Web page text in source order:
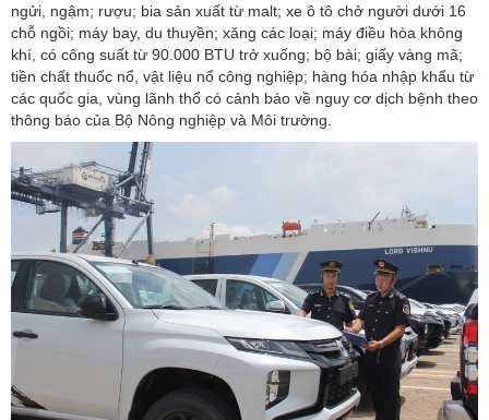
ngửi, ngậm; rượu; bia sản xuất từ malt; xe ô tô chở người dưới 16
chỗ ngồi; máy bay, du thuyền; xăng các loại; máy điều hòa không
khí, có công suất từ 90.000 BTU trở xuống; bộ bài; giấy vàng mã;
tiền chất thuốc nổ, vật liệu nổ công nghiệp; hàng hóa nhập khẩu từ
các quốc gia, vùng lãnh thổ có cảnh báo về nguy cơ dịch bệnh theo
thông báo của Bộ Nông nghiệp và Môi trường.